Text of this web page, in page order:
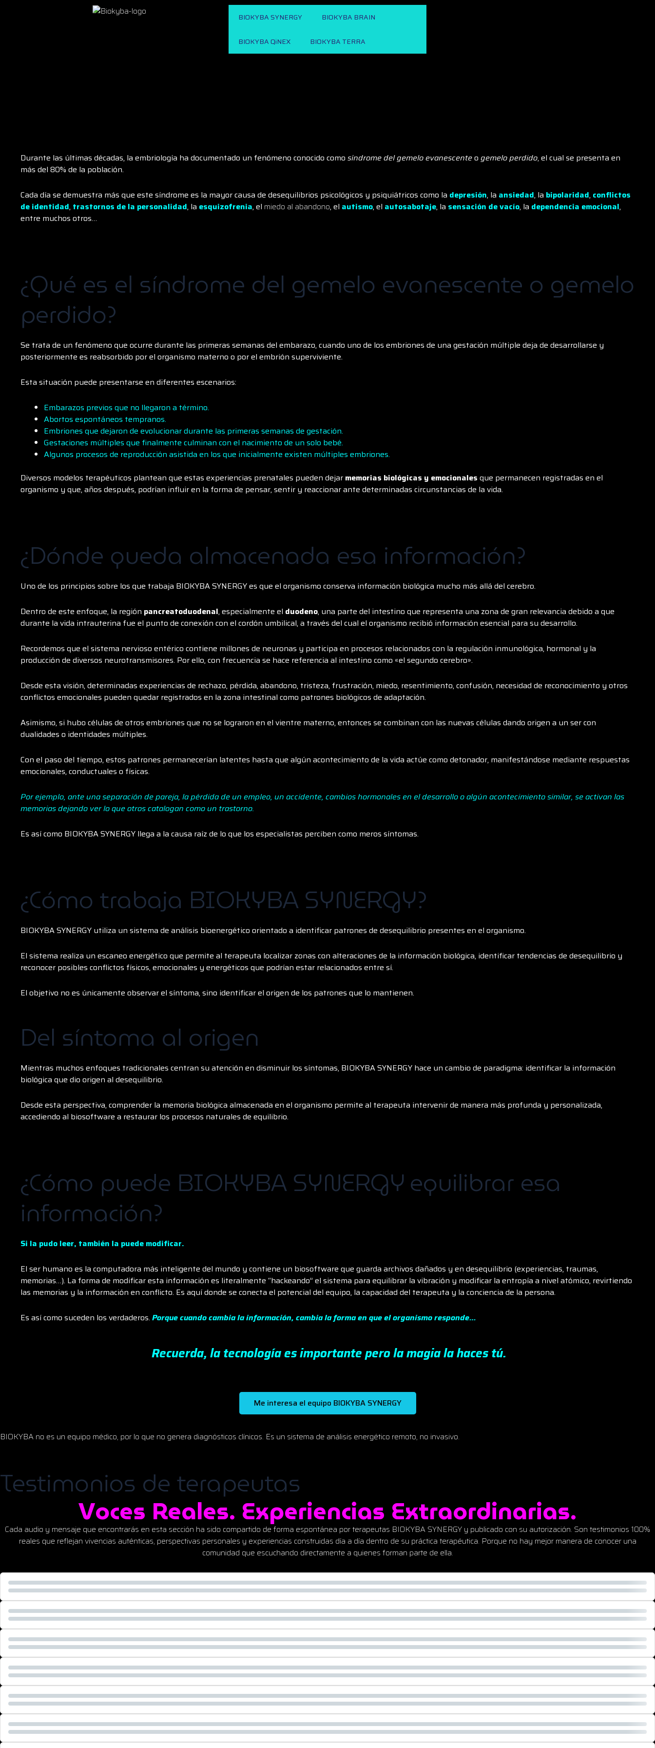
BIOKYBA SYNERGY BIOKYBA BRAIN
BIOKYBA QiNEX BIOKYBA TERRA
Durante las últimas décadas, la embriología ha documentado un fenómeno conocido como síndrome del gemelo evanescenteo gemelo perdido, el cual se presenta en
más del 80% de la población.
Cada día se demuestra más que este síndrome es la mayor causa de desequilibrios psicológicos y psiquiátricos como la depresión, la ansiedad, la bipolaridad, conflictos
de identidad, trastornos de la personalidad, la esquizofrenia, el miedo al abandono, el autismo, el autosabotaje, la sensación de vacío, la dependencia emocional,
entre muchos otros…
¿Qué es el síndrome del gemelo evanescente o gemelo
perdido?
Se trata de un fenómeno que ocurre durante las primeras semanas del embarazo, cuando uno de los embriones de una gestación múltiple deja de desarrollarse y
posteriormente es reabsorbido por el organismo materno o por el embrión superviviente.
Esta situación puede presentarse en diferentes escenarios:
Embarazos previos que no llegaron a término.
Abortos espontáneos tempranos.
Embriones que dejaron de evolucionar durante las primeras semanas de gestación.
Gestaciones múltiples que finalmente culminan con el nacimiento de un solo bebé.
Algunos procesos de reproducción asistida en los que inicialmente existen múltiples embriones.
Diversos modelos terapéuticos plantean que estas experiencias prenatales pueden dejar memorias biológicas y emocionales que permanecen registradas en el
organismo y que, años después, podrían influir en la forma de pensar, sentir y reaccionar ante determinadas circunstancias de la vida.
¿Dónde queda almacenada esa información?
Uno de los principios sobre los que trabaja BIOKYBA SYNERGY es que el organismo conserva información biológica mucho más allá del cerebro.
Dentro de este enfoque, la región pancreatoduodenal, especialmente el duodeno, una parte del intestino que representa una zona de gran relevancia debido a que
durante la vida intrauterina fue el punto de conexión con el cordón umbilical, a través del cual el organismo recibió información esencial para su desarrollo.
Recordemos que el sistema nervioso entérico contiene millones de neuronas y participa en procesos relacionados con la regulación inmunológica, hormonal y la
producción de diversos neurotransmisores. Por ello, con frecuencia se hace referencia al intestino como «el segundo cerebro».
Desde esta visión, determinadas experiencias de rechazo, pérdida, abandono, tristeza, frustración, miedo, resentimiento, confusión, necesidad de reconocimiento y otros
conflictos emocionales pueden quedar registrados en la zona intestinal como patrones biológicos de adaptación.
Asimismo, si hubo células de otros embriones que no se lograron en el vientre materno, entonces se combinan con las nuevas células dando origen a un ser con
dualidades o identidades múltiples.
Con el paso del tiempo, estos patrones permanecerían latentes hasta que algún acontecimiento de la vida actúe como detonador, manifestándose mediante respuestas
emocionales, conductuales o físicas.
Por ejemplo, ante una separación de pareja, la pérdida de un empleo, un accidente, cambios hormonales en el desarrollo o algún acontecimiento similar, se activan las
memorias dejando ver lo que otros catalogan como un trastorno.
Es así como BIOKYBA SYNERGY llega a la causa raíz de lo que los especialistas perciben como meros síntomas.
¿Cómo trabaja BIOKYBA SYNERGY?
BIOKYBA SYNERGY utiliza un sistema de análisis bioenergético orientado a identificar patrones de desequilibrio presentes en el organismo.
El sistema realiza un escaneo energético que permite al terapeuta localizar zonas con alteraciones de la información biológica, identificar tendencias de desequilibrio y
reconocer posibles conflictos físicos, emocionales y energéticos que podrían estar relacionados entre sí.
El objetivo no es únicamente observar el síntoma, sino identificar el origen de los patrones que lo mantienen.
Del síntoma al origen
Mientras muchos enfoques tradicionales centran su atención en disminuir los síntomas, BIOKYBA SYNERGY hace un cambio de paradigma: identificar la información
biológica que dio origen al desequilibrio.
Desde esta perspectiva, comprender la memoria biológica almacenada en el organismo permite al terapeuta intervenir de manera más profunda y personalizada,
accediendo al biosoftware a restaurar los procesos naturales de equilibrio.
¿Cómo puede BIOKYBA SYNERGY equilibrar esa
información?
Si la pudo leer, también la puede modificar.
El ser humano es la computadora más inteligente del mundo y contiene un biosoftware que guarda archivos dañados y en desequilibrio (experiencias, traumas,
memorias…). La forma de modificar esta información es literalmente “hackeando” el sistema para equilibrar la vibración y modificar la entropía a nivel atómico, revirtiendo
las memorias y la información en conflicto. Es aquí donde se conecta el potencial del equipo, la capacidad del terapeuta y la conciencia de la persona.
Es así como suceden los verdaderos. Porque cuando cambia la información, cambia la forma en que el organismo responde…
Recuerda, la tecnología es importante pero la magia la haces tú.
Me interesa el equipo BIOKYBA SYNERGY
BIOKYBA no es un equipo médico, por lo que no genera diagnósticos clínicos. Es un sistema de análisis energético remoto, no invasivo.
Testimonios de terapeutas
Voces Reales. Experiencias Extraordinarias.
Cada audio y mensaje que encontrarás en esta sección ha sido compartido de forma espontánea por terapeutas BIOKYBA SYNERGY y publicado con su autorización. Son testimonios 100%
reales que reflejan vivencias auténticas, perspectivas personales y experiencias construidas día a día dentro de su práctica terapéutica. Porque no hay mejor manera de conocer una
comunidad que escuchando directamente a quienes forman parte de ella.